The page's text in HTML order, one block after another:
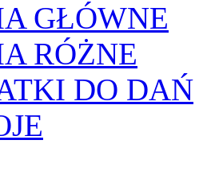
GŁÓWNE
RÓŻNE
DO DAŃ